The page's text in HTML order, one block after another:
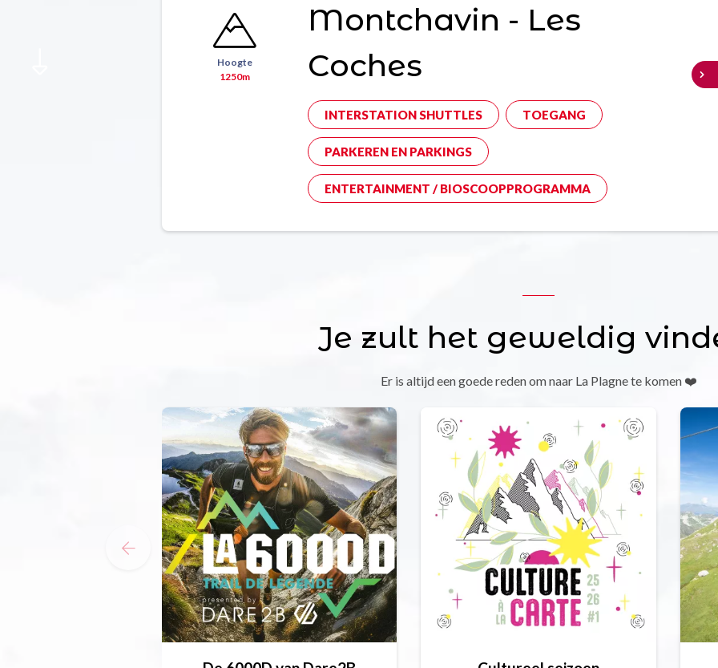
Hoogte
1250m
Montchavin - Les
Coches
INTERSTATION SHUTTLES TOEGANG
PARKEREN EN PARKINGS
ENTERTAINMENT / BIOSCOOPPROGRAMMA
Je zult het geweldig
Er is altijd een goede reden om naar La Plagne te komen ❤️